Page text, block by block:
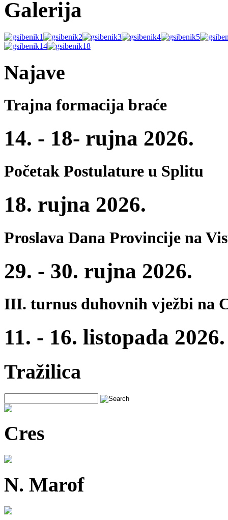
Galerija
Najave
Trajna formacija braće
14. - 18- rujna 2026.
Početak Postulature u Splitu
18. rujna 2026.
Proslava Dana Provincije na
29. - 30. rujna 2026.
III. turnus duhovnih vježbi na
11. - 16. listopada 2026.
Tražilica
Cres
N. Marof